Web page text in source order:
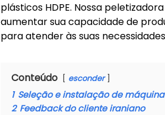
plásticos HDPE. Nossa
aumentar sua capacidade de
para atender às suas
Conteúdo esconder
1 Seleção e instalação de
2 Feedback do cliente iraniano